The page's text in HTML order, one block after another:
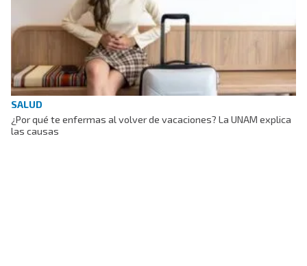
SALUD
¿Por qué te enfermas al volver de vacaciones? La UNAM explica
las causas